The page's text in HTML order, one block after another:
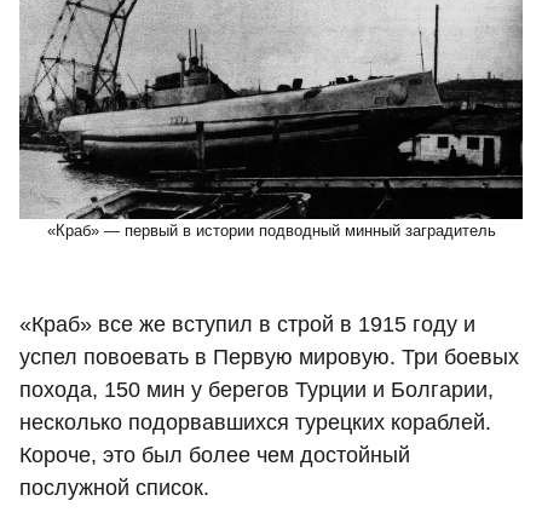
«Краб» — первый в истории подводный минный заградитель
«Краб» все же вступил в строй в 1915 году и
успел повоевать в Первую мировую. Три боевых
похода, 150 мин у берегов Турции и Болгарии,
несколько подорвавшихся турецких кораблей.
Короче, это был более чем достойный
послужной список.